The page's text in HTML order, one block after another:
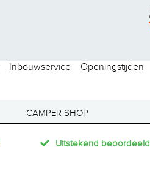
Inbouwservice Openingstijden
CAMPER SHOP
Uitstekend beoordeeld